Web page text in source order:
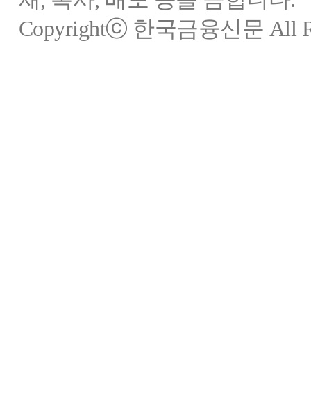
Copyrightⓒ 한국금융신문 All